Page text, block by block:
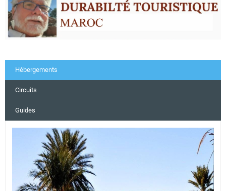
Hébergements
Circuits
Guides